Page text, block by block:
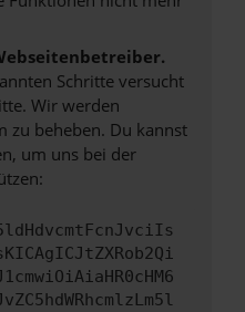
Schritte versucht
Wir werden
zu beheben. Du kannst
um uns bei der